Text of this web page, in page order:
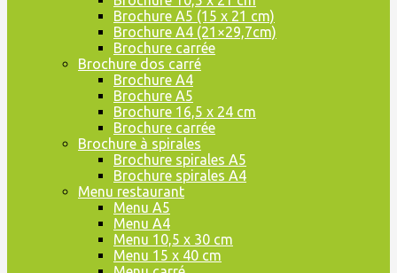
Brochure A5 (15 x 21 cm)
Brochure A4 (21×29,7cm)
Brochure carrée
Brochure dos carré
Brochure A4
Brochure A5
Brochure 16,5 x 24 cm
Brochure carrée
Brochure à spirales
Brochure spirales A5
Brochure spirales A4
Menu restaurant
Menu A5
Menu A4
Menu 10,5 x 30 cm
Menu 15 x 40 cm